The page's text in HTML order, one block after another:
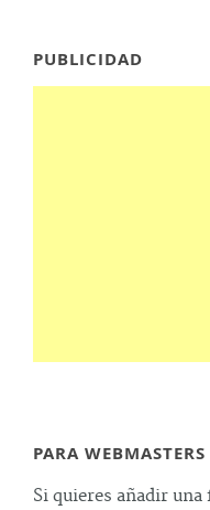
PUBLICIDAD
PARA WEBMASTERS
Si quieres añadir